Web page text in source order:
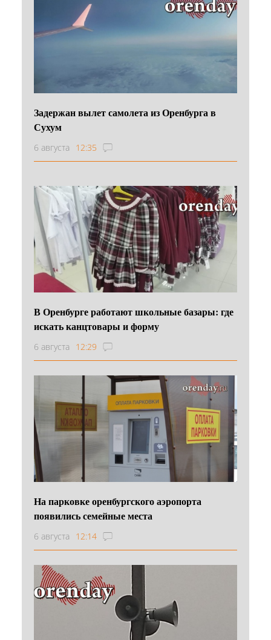
Задержан вылет самолета из Оренбурга в
Сухум
6 августа 12:35
В Оренбурге работают школьные базары: где
искать канцтовары и форму
6 августа 12:29
На парковке оренбургского аэропорта
появились семейные места
6 августа 12:14